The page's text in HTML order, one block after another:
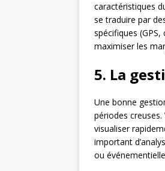
caractéristiques
se traduire par
spécifiques
maximiser les
5. La
Une bonne
périodes
visualiser
important
ou